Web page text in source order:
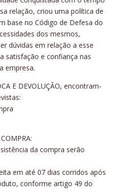
relação, criou uma política de
base no Código de Defesa do
dos mesmos,
dúvidas em relação a esse
satisfação e confiança nas
empresa.
E DEVOLUÇÃO, encontram-
da compra serão
em até 07 dias corridos após
conforme artigo 49 do